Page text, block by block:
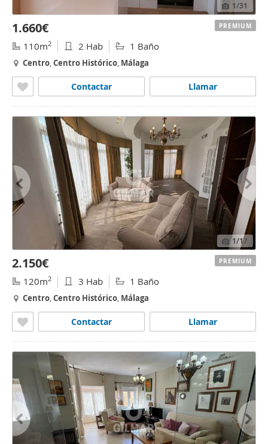
1/31
1.660€
110m2 2 Hab 1 Baño
Centro,Centro Histórico, Málaga
Llamar
Contactar
PREMIUM
1/17
2.150€
120m2 3 Hab 1 Baño
Centro,Centro Histórico, Málaga
Llamar
Contactar
PREMIUM